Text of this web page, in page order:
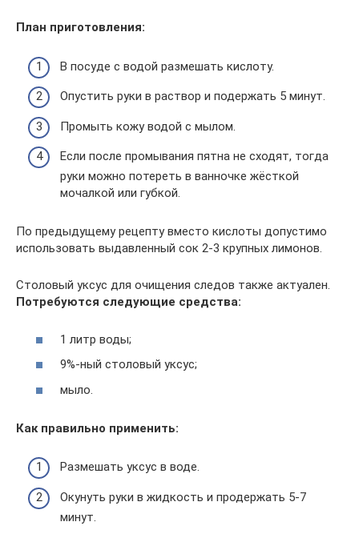
План приготовления:
В посуде с водой размешать кислоту.
Опустить руки в раствор и подержать 5 минут.
Промыть кожу водой с мылом.
Если после промывания пятна не сходят, тогда
руки можно потереть в ванночке жёсткой
мочалкой или губкой.
По предыдущему рецепту вместо кислоты допустимо
использовать выдавленный сок 2-3 крупных лимонов.
Столовый уксус для очищения следов также актуален.
Потребуются следующие средства:
1 литр воды;
9%-ный столовый уксус;
мыло.
Как правильно применить:
Размешать уксус в воде.
Окунуть руки в жидкость и продержать 5-7
минут.